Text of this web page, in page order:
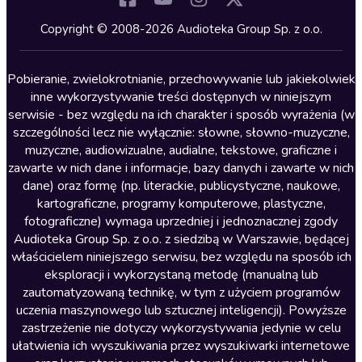
Kryminały
Lektury szkolne
Literatura anglojęzyczna
Literatura faktu
Literatura obyczajowa
Literatura piękna obca
Literatura piękna polska
Nagrania relaksacyjne
Nauka języków
Nauki humanistyczne
Podcasty i audycje
Polityka
Prasa
Copyright © 2008-2026 Audioteka Group Sp. z o.o.
Pobieranie, zwielokrotnianie, przechowywanie lub jakiekolwiek
inne wykorzystywanie treści dostępnych w niniejszym
serwisie - bez względu na ich charakter i sposób wyrażenia (w
szczególności lecz nie wyłącznie: słowne, słowno-muzyczne,
muzyczne, audiowizualne, audialne, tekstowe, graficzne i
zawarte w nich dane i informacje, bazy danych i zawarte w nich
dane) oraz formę (np. literackie, publicystyczne, naukowe,
kartograficzne, programy komputerowe, plastyczne,
fotograficzne) wymaga uprzedniej i jednoznacznej zgody
Audioteka Group Sp. z o.o. z siedzibą w Warszawie, będącej
właścicielem niniejszego serwisu, bez względu na sposób ich
eksploracji i wykorzystaną metodę (manualną lub
zautomatyzowaną technikę, w tym z użyciem programów
uczenia maszynowego lub sztucznej inteligencji). Powyższe
zastrzeżenie nie dotyczy wykorzystywania jedynie w celu
ułatwienia ich wyszukiwania przez wyszukiwarki internetowe